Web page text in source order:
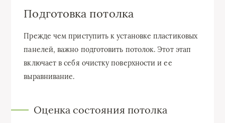
Подготовка потолка
Прежде чем приступить к установке пластиковых
панелей, важно подготовить потолок. Этот этап
включает в себя очистку поверхности и ее
выравнивание.
Оценка состояния потолка